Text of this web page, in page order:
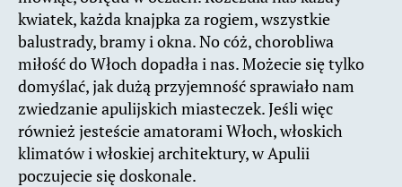
kwiatek, każda knajpka za rogiem, wszystkie
balustrady, bramy i okna. No cóż, chorobliwa
miłość do Włoch dopadła i nas. Możecie się tylko
domyślać, jak dużą przyjemność sprawiało nam
zwiedzanie apulijskich miasteczek. Jeśli więc
również jesteście amatorami Włoch, włoskich
klimatów i włoskiej architektury, w Apulii
poczujecie się doskonale.